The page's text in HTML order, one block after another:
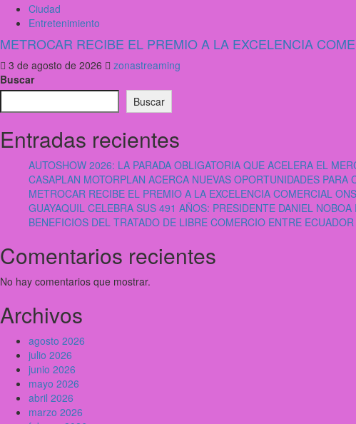
Ciudad
Entretenimiento
METROCAR RECIBE EL PREMIO A LA EXCELENCIA
3 de agosto de 2026
zonastreaming
Buscar
Buscar
Entradas recientes
AUTOSHOW 2026: LA PARADA OBLIGATORIA QUE ACELERA EL
CASAPLAN MOTORPLAN ACERCA NUEVAS OPORTUNIDADES
METROCAR RECIBE EL PREMIO A LA EXCELENCIA COMERCIAL
GUAYAQUIL CELEBRA SUS 491 AÑOS: PRESIDENTE DANIEL
BENEFICIOS DEL TRATADO DE LIBRE COMERCIO ENTRE
Comentarios recientes
No hay comentarios que mostrar.
Archivos
agosto 2026
julio 2026
junio 2026
mayo 2026
abril 2026
marzo 2026